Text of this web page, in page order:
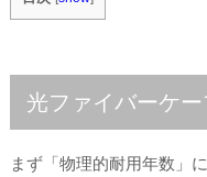
光ファイバーケ
まず「物理的耐用年数」